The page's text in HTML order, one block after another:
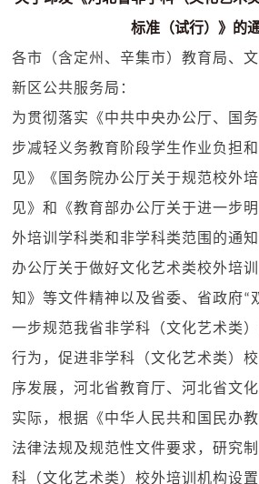
标准（试行）》的
各市（含定州、辛集市）教育局、
新区公共服务局：
为贯彻落实《中共中央办公厅、国
步减轻义务教育阶段学生作业负担
见》《国务院办公厅关于规范校外
见》和《教育部办公厅关于进一步
外培训学科类和非学科类范围的通
办公厅关于做好文化艺术类校外培
知》等文件精神以及省委、省政府“
一步规范我省非学科（文化艺术类
行为，促进非学科（文化艺术类）
序发展，河北省教育厅、河北省文
实际，根据《中华人民共和国民办
法律法规及规范性文件要求，研究
科（文化艺术类）校外培训机构设